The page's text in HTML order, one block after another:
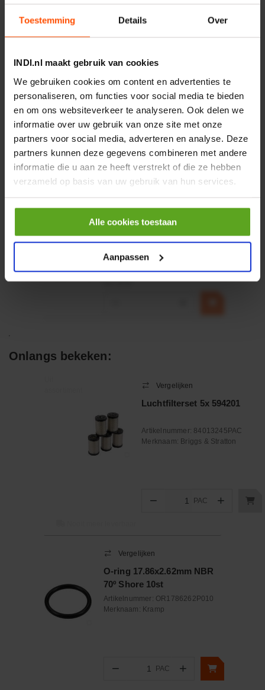
Toestemming Details Over
INDI.nl maakt gebruik van cookies
We gebruiken cookies om content en advertenties te
personaliseren, om functies voor social media te bieden
en om ons websiteverkeer te analyseren. Ook delen we
informatie over uw gebruik van onze site met onze
partners voor social media, adverteren en analyse. Deze
partners kunnen deze gegevens combineren met andere
informatie die u aan ze heeft verstrekt of die ze hebben
verzameld op basis van uw gebruik van hun services.
Alle cookies toestaan
Aanpassen
€ 219,68
Rotator CPR 5-01 50kN
4mm x Ø17mm
Artikelnummer: CPR501
€ 19,99
incl. BTW
− +
HP 12 MOTOR B14 380VAC
0,25KW
Merknaam:Emmegi
€ 32,50
incl. BTW
Onlangs bekeken:
Vergelijken
Luchtfilterset 5x 594201
Artikelnummer: 84013245PAC
Merknaam: Briggs & Stratton
− Aantal
PAC +
Vergelijken
O-ring 17.86x2.62mm NBR
70º Shore 10st
Artikelnummer: OR1786262P010
Merknaam: Kramp
− Aantal
PAC +